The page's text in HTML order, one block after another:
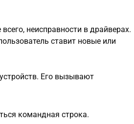
неисправности в драйверах.
ставит новые или
Его вызывают
командная строка.